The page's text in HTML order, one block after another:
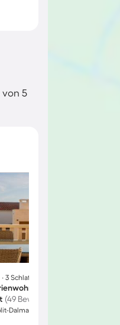
5
3 Schlafzimmer
(49 Bewertungen)